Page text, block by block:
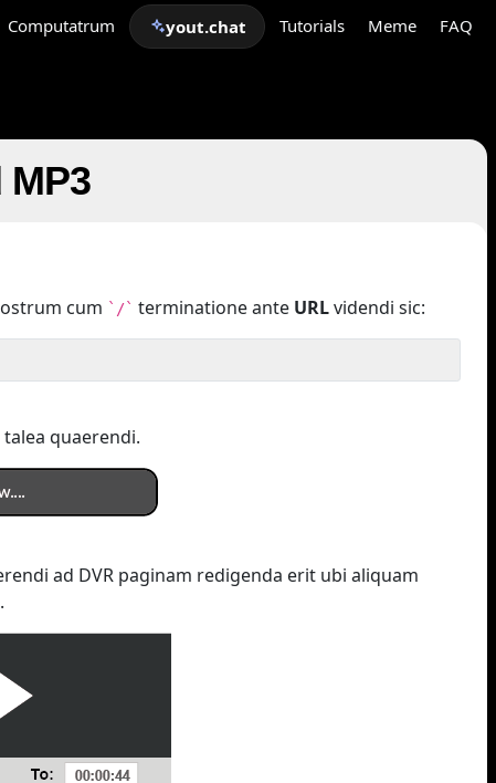
Computatrum yout.chat Tutorials Meme FAQ
cum `/` terminatione ante URLvidendi sic:
quaerendi.
ad DVR paginam redigenda erit ubi aliquam